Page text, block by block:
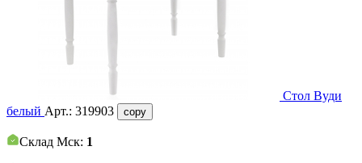
Стол Вуди
белый Арт.: 319903 copy
Склад Мск: 1